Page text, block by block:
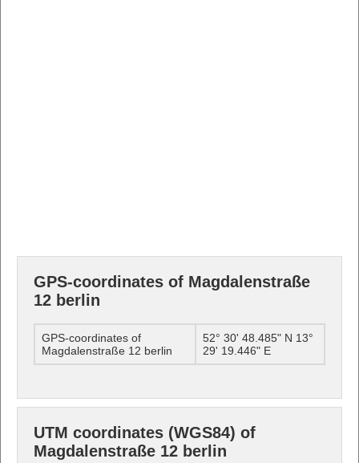
GPS-coordinates of Magdalenstraße
12 berlin
GPS-coordinates of
Magdalenstraße 12 berlin
52° 30' 48.485" N 13°
29' 19.446" E
UTM coordinates (WGS84) of
Magdalenstraße 12 berlin